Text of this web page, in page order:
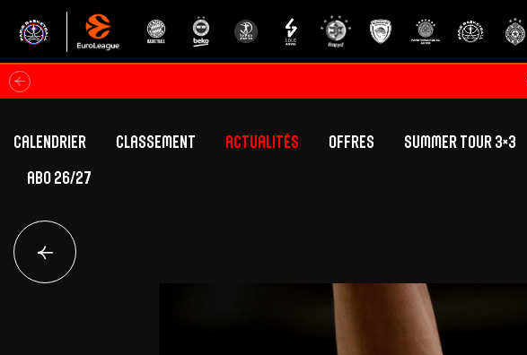
Calendrier
Classement
Classement Betclic Elite
Actualités
Offres
SUMMER TOUR 3×3
ABO 26/27
Équipe Première
Présentation